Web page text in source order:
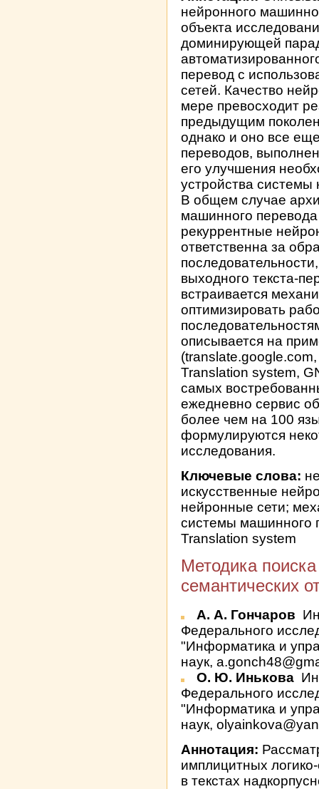
нейронного
объекта
доминирующей
перевод с
сетей. Качество
мере превосходит
предыдущим
однако и оно все
переводов,
его улучшения
устройства
В общем случае
машинного
рекуррентные
ответственна за
выходного текста-
встраивается
оптимизировать
описывается на
Translation system,
самых
ежедневно сервис
более чем на 100
формулируются
исследования.
Ключевые слова:
искусственные
нейронные сети;
системы машинного
Translation system
Методика
семантических
А. А. Гончаров
Федерального
"Информатика и
наук,
О. Ю. Инькова
Федерального
"Информатика и
наук,
Аннотация:
имплицитных
в текстах